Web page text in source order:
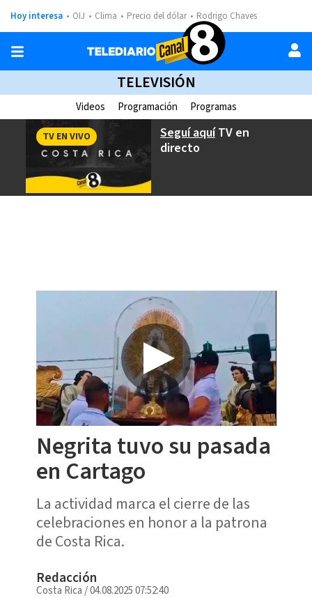
Hoy interesa OIJ Clima Precio del dólar Rodrigo Chaves
TELEVISIÓN
Videos Programación Programas
Seguí aquíTV en
directo
TV EN VIVO
Negrita tuvo su pasada
en Cartago
La actividad marca el cierre de las
celebraciones en honor a la patrona
de Costa Rica.
Redacción
Costa Rica /04.08.2025 07:52:40